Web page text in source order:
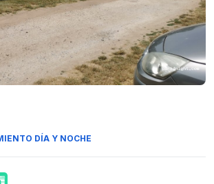
DÍA Y NOCHE